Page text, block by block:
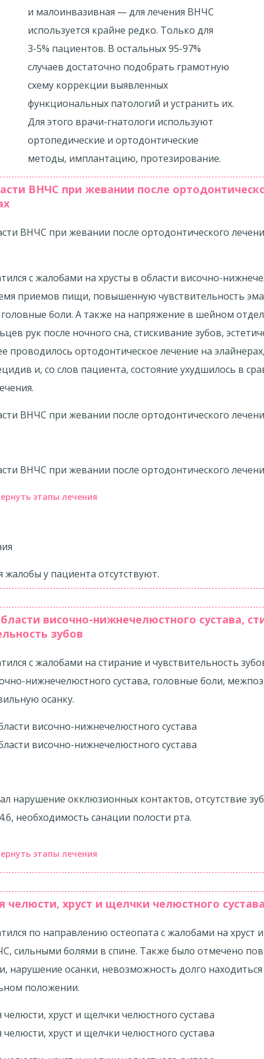
и малоинвазивная — для лечения ВНЧС
используется крайне редко. Только для
3-5% пациентов. В остальных95-97%
случаев достаточно подобрать грамотную
схему коррекции выявленных
функциональных патологий и устранить их.
Для этого врачи-гнатологи используют
ортопедические и ортодонтические
методы, имплантацию, протезирование.
ВНЧС при жевании после
с жалобами на хрусты в области височно-
приемов пищи, повышенную чувствительность
головные боли. А также на напряжение в шейном
рук после ночного сна, стискивание зубов,
проводилось ортодонтическое лечение на элайнерах,
и, со слов пациента, состояние ухудшилось в
пациента выявлено сужение верхней челюсти при
шейки зуба, что и привело к повышенной
полная диагностика — МРТ сустава,
компьютерная томография височно-
брекет-системы с многопетлевой дугой:
этапы лечения
жалобы у пациента отсутствуют.
височно-нижнечелюстного сустава,
зубов
с жалобами на стирание и чувствительность
нижнечелюстного сустава, головные боли,
осанку.
нарушение окклюзионных контактов, отсутствие
необходимость санации полости рта.
обследование методами функциональной
дисфункцию ВНЧС.
лечения ВНЧС:
зубов.
этапы лечения
челюсти, хруст и щелчки челюстного
по направлению остеопата с жалобами на хруст
сильными болями в спине. Также было отмечено
нарушение осанки, невозможность долго находиться
положении.